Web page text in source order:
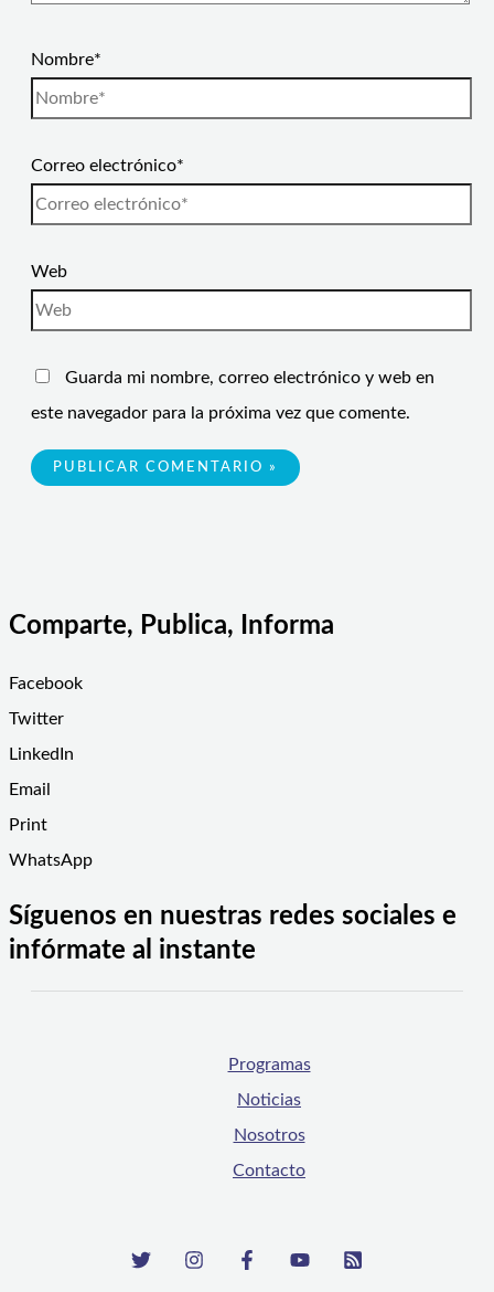
Nombre*
Correo electrónico*
Web
Guarda mi nombre, correo electrónico y web en
este navegador para la próxima vez que comente.
Comparte, Publica, Informa
Facebook
Twitter
LinkedIn
Email
Print
WhatsApp
Síguenos en nuestras redes sociales e
infórmate al instante
Programas
Noticias
Nosotros
Contacto